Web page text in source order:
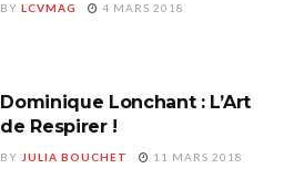
BY LCVMAG 4 MARS 2018
Dominique Lonchant : L’Art
de Respirer !
BY JULIA BOUCHET 11 MARS 2018